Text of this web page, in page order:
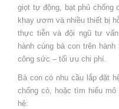
giọt tự động, bạt phủ chống
khay ươm và nhiều thiết bị
thực tiễn và đội ngũ tư
hành cùng bà con trên
công sức – tối ưu chi phí.
Bà con có nhu cầu lắp đặt
chống cỏ, hoặc tìm hiểu
hệ: